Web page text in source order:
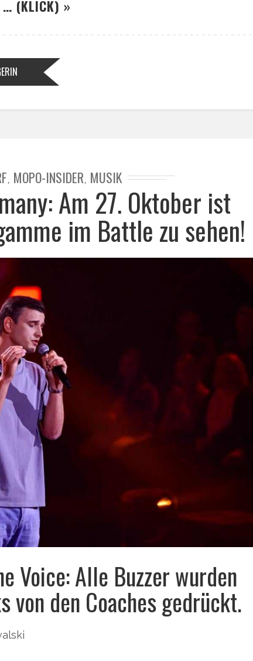
… (KLICK) »
, MOPO-INSIDER, MUSIK
Am 27. Oktober ist
im Battle zu sehen!
Voice: Alle Buzzer wurden
von den Coaches gedrückt.